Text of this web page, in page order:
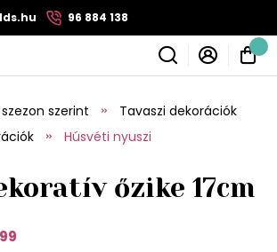
96 884 138
szerint
Tavaszi dekorációk
Húsvéti nyuszi
őzike 17cm